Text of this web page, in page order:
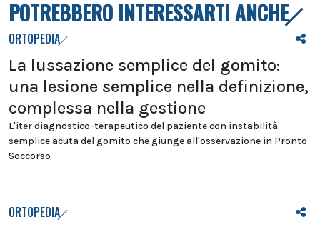
POTREBBERO INTERESSARTI ANCHE
ORTOPEDIA
La lussazione semplice del gomito:
una lesione semplice nella definizione,
complessa nella gestione
L'iter diagnostico-terapeutico del paziente con instabilità
semplice acuta del gomito che giunge all'osservazione in Pronto
Soccorso
ORTOPEDIA